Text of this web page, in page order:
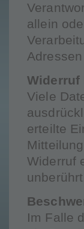
allein
Widerruf
Viele
erteilte
Widerruf
Im Falle